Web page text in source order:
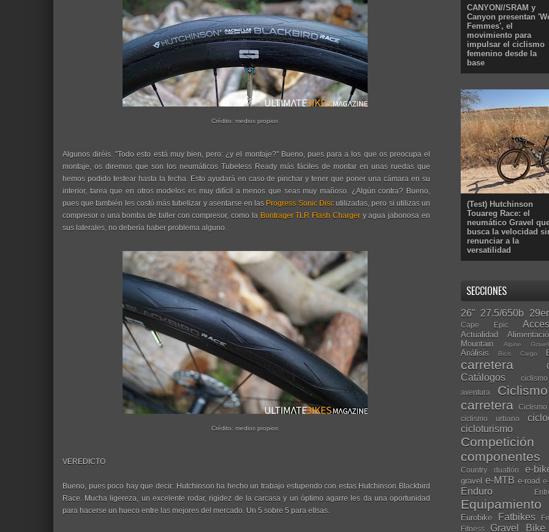
Crédito: medios propios
Algunos diréis. "Todo esto está muy bien, pero: ¿y el montaje?" Bueno, pues para a los que os preocupa el
montaje, os diremos que son los neumáticos Tubeless Ready más fáciles de montar en unas ruedas que
hemos podido testear hasta la fecha. Esto ayudará en caso de pinchar y tener que poner una cámara en su
interior, tarea que en otros modelos es muy difícil a menos que seas muy mañoso. ¿Algún contra? Bueno,
pues que también les costó más tubelizar y asentarse en las Progress Sonic Discutilizadas, pero si utilizas un
compresor o una bomba de taller con compresor, como la Bontrager TLR Flash Chargery agua jabonosa en
sus laterales, no debería haber problema alguno.
Crédito: medios propios
VEREDICTO
Bueno, pues poco hay que decir: Hutchinson ha hecho un trabajo estupendo con estas Hutchinson Blackbird
Race. Mucha ligereza, un excelente rodar, rigidez de la carcasa y un óptimo agarre les da una oportunidad
para hacerse un hueco entre las mejores del mercado. Un 5 sobre 5 para ellsas.
CANYON//SRAM y
Canyon presentan
Femmes', el
movimiento para
impulsar el ciclismo
femenino desde la
base
(Test) Hutchinson
Touareg Race: el
neumático Gravel
busca la velocidad
renunciar a la
versatilidad
SECCIONES
26" 27.5/650b 29er
Cape Epic
Actualidad
Mountain
Alpine
Análisis Bicis Cargo
carretera
Catálogos
aventura
carretera
Ciclismo
ciclismo urbano
cicloturismo
Competición
componentes
Country duatlón e-
gravel e-MTB e-road
Enduro
Equipamiento
Eurobike Fatbikes
Fitness
Gravel Bike